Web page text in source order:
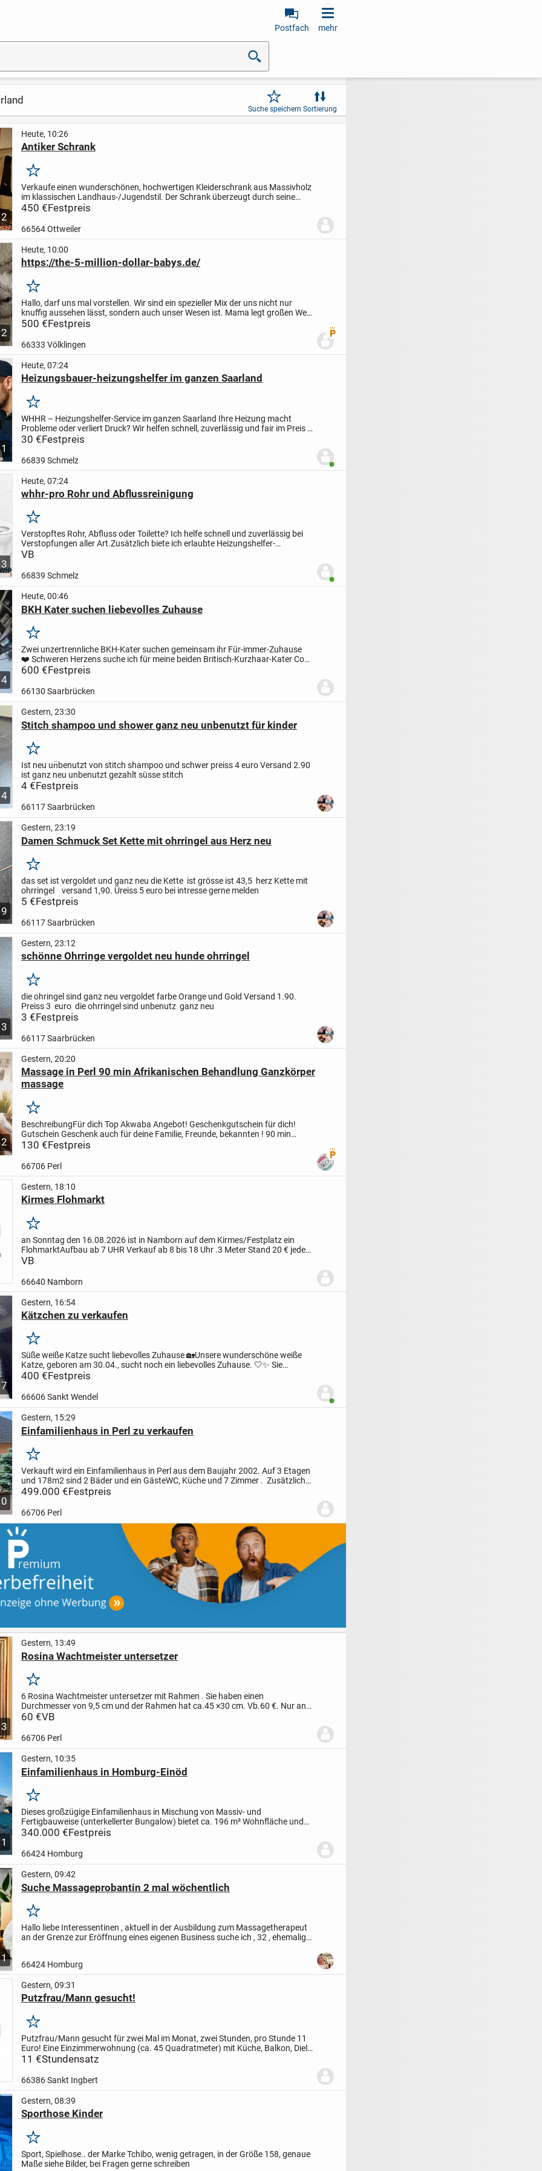
Postfach mehr
Suche speichern Sortierung
2
Heute, 10:26
Antiker Schrank
Merken
Verkaufe einen wunderschönen, hochwertigen Kleiderschrank aus Massivholz
im klassischen Landhaus-/Jugendstil. Der Schrank überzeugt durch seine
warme Holzfarbe, die dekorativen Intarsien sowie den...
450 €Festpreis
66564 Ottweiler
Heute, 10:00
https://the-5-million-dollar-babys.de/
Merken
Hallo, darf uns mal vorstellen. Wir sind ein spezieller Mix der uns nicht nur
knuffig aussehen lässt, sondern auch unser Wesen ist. Mama legt großen Wert
auf Anstand deswegen kratzen wir nur an...
500 €Festpreis
66333 Völklingen
Premium Benutzer
1
Heute, 07:24
Heizungsbauer-heizungshelfer im ganzen Saarland
Merken
WHHR – Heizungshelfer-Service im ganzen Saarland Ihre Heizung macht
Probleme oder verliert Druck? Wir helfen schnell, zuverlässig und fair im Preis –
ganz ohne Brennereinstellung oder Eingriff in...
30 €Festpreis
66839 Schmelz Benutzer ist online
3
Heute, 07:24
whhr-pro Rohr und Abflussreinigung
Merken
Verstopftes Rohr, Abfluss oder Toilette? Ich helfe schnell und zuverlässig bei
Verstopfungen aller Art.Zusätzlich biete ich erlaubte Heizungshelfer-
Tätigkeiten an, wie z. B. Sichtprüfung der Anlage,...
VB
66839 Schmelz Benutzer ist online
4
Heute, 00:46
BKH Kater suchen liebevolles Zuhause
Merken
Zwei unzertrennliche BKH-Kater suchen gemeinsam ihr Für-immer-Zuhause
❤️ Schweren Herzens suche ich für meine beiden Britisch-Kurzhaar-Kater Coco
und Kairo ein liebevolles Zuhause auf Lebenszeit....
600 €Festpreis
66130 Saarbrücken
4
Gestern, 23:30
Stitch shampoo und shower ganz neu unbenutzt für kinder
Merken
Ist neu un̈benutzt von stitch shampoo und schwer preiss 4 euro Versand 2.90
ist ganz neu unbenutzt gezahlt süsse stitch
4 €Festpreis
66117 Saarbrücken
9
Gestern, 23:19
Damen Schmuck Set Kette mit ohrringel aus Herz neu
Merken
das set ist vergoldet und ganz neu die Kette ist grösse ist 43,5 herz Kette mit
ohrringel versand 1,90. Üreiss 5 euro bei intresse gerne melden
5 €Festpreis
66117 Saarbrücken
3
Gestern, 23:12
schönne Ohrringe vergoldet neu hunde ohrringel
Merken
die ohringel sind ganz neu vergoldet farbe Orange und Gold Versand 1.90.
Preiss 3 euro die ohrringel sind unbenutz ganz neu
3 €Festpreis
66117 Saarbrücken
2
Gestern, 20:20
Massage in Perl 90 min Afrikanischen Behandlung Ganzkörper
massage
Merken
BeschreibungFür dich Top Akwaba Angebot! Geschenkgutschein für dich!
Gutschein Geschenk auch für deine Familie, Freunde, bekannten ! 90 min
130€ Afrikanischen Behandlung Ganzkörper massage +...
130 €Festpreis
66706 Perl
Premium Benutzer
Gestern, 18:10
Kirmes Flohmarkt
Merken
an Sonntag den 16.08.2026 ist in Namborn auf dem Kirmes/Festplatz ein
FlohmarktAufbau ab 7 UHR Verkauf ab 8 bis 18 Uhr .3 Meter Stand 20 € jeder
weitere Meter 5€
VB
66640 Namborn
7
Gestern, 16:54
Kätzchen zu verkaufen
Merken
Süße weiße Katze sucht liebevolles Zuhause 🏡Unsere wunderschöne weiße
Katze, geboren am 30.04., sucht noch ein liebevolles Zuhause. 🤍✨ Sie
ist:vollständig entwöhnt
400 €Festpreis
66606 Sankt Wendel Benutzer ist online
Gestern, 15:29
Einfamilienhaus in Perl zu verkaufen
Merken
Verkauft wird ein Einfamilienhaus in Perl aus dem Baujahr 2002. Auf 3 Etagen
und 178m2 sind 2 Bäder und ein GästeWC, Küche und 7 Zimmer . Zusätzlich
noch 1 begehbarer Kleiderschrank, 2 Abstellkammern...
499.000 €Festpreis
66706 Perl
3
Gestern, 13:49
Rosina Wachtmeister untersetzer
Merken
6 Rosina Wachtmeister untersetzer mit Rahmen . Sie haben einen
Durchmesser von 9,5 cm und der Rahmen hat ca.45 ×30 cm. Vb.60 €. Nur an
selbstabholer
60 €VB
66706 Perl
1
Gestern, 10:35
Einfamilienhaus in Homburg-Einöd
Merken
Dieses großzügige Einfamilienhaus in Mischung von Massiv- und
Fertigbauweise (unterkellerter Bungalow) bietet ca. 196 m² Wohnfläche und
befindet sich auf einem weitläufigen, liebevoll angelegten...
340.000 €Festpreis
66424 Homburg
1
Gestern, 09:42
Suche Massageprobantin 2 mal wöchentlich
Merken
Hallo liebe Interessentinen , aktuell in der Ausbildung zum Massagetherapeut
an der Grenze zur Eröffnung eines eigenen Businesssuche ich , 32 , ehemaliger
66424 Homburg
Gestern, 09:31
Putzfrau/Mann gesucht!
Merken
Putzfrau/Mann gesucht für zwei Mal im Monat, zwei Stunden, pro Stunde 11
Euro! Eine Einzimmerwohnung (ca. 45 Quadratmeter) mit Küche, Balkon, Diele
und Bad!
11 €Stundensatz
66386 Sankt Ingbert
Gestern, 08:39
Sporthose Kinder
Merken
Sport, Spielhose.. der Marke Tchibo, wenig getragen, in der Größe 158, genaue
Maße siehe Bilder, bei Fragen gerne schreiben